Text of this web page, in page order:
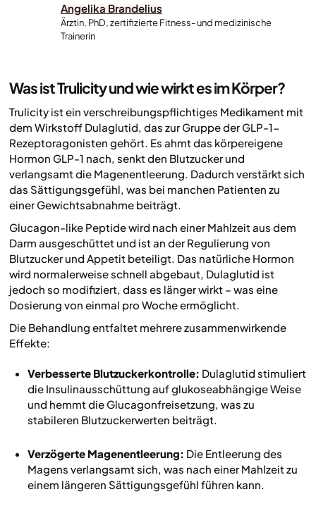
Angelika Brandelius
Ärztin, PhD, zertifizierte Fitness- und medizinische
Trainerin
Was ist Trulicity und wie wirkt es im Körper?
Trulicity ist ein verschreibungspflichtiges Medikament mit
dem Wirkstoff Dulaglutid, das zur Gruppe der GLP-1-
Rezeptoragonisten gehört. Es ahmt das körpereigene
Hormon GLP-1 nach, senkt den Blutzucker und
verlangsamt die Magenentleerung. Dadurch verstärkt sich
das Sättigungsgefühl, was bei manchen Patienten zu
einer Gewichtsabnahme beiträgt.
Glucagon-like Peptide wird nach einer Mahlzeit aus dem
Darm ausgeschüttet und ist an der Regulierung von
Blutzucker und Appetit beteiligt. Das natürliche Hormon
wird normalerweise schnell abgebaut, Dulaglutid ist
jedoch so modifiziert, dass es länger wirkt – was eine
Dosierung von einmal pro Woche ermöglicht.
Die Behandlung entfaltet mehrere zusammenwirkende
Effekte:
Verbesserte Blutzuckerkontrolle: Dulaglutid stimuliert
die Insulinausschüttung auf glukoseabhängige Weise
und hemmt die Glucagonfreisetzung, was zu
stabileren Blutzuckerwerten beiträgt.
Verzögerte Magenentleerung: Die Entleerung des
Magens verlangsamt sich, was nach einer Mahlzeit zu
einem längeren Sättigungsgefühl führen kann.